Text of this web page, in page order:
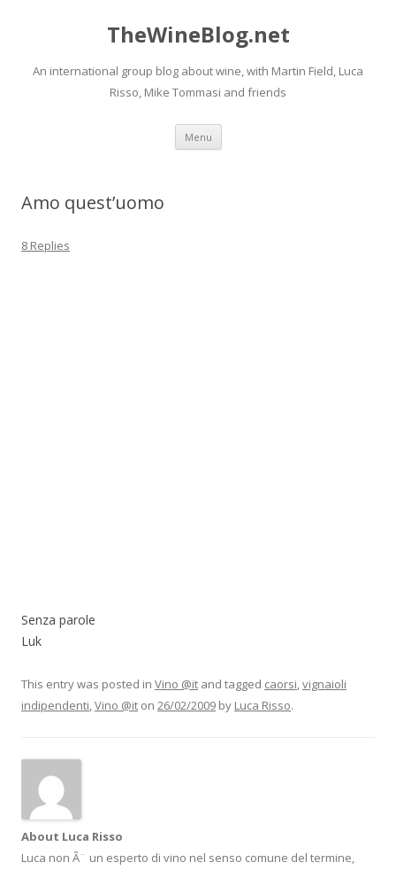
TheWineBlog.net
An international group blog about wine, with Martin Field, Luca
Risso, Mike Tommasi and friends
Menu Skip
content
Amo quest’uomo
8 Replies
Senza parole
Luk
This entry was posted in Vino @it and tagged caorsi,vignaioli
indipendenti,Vino @it on 26/02/2009 by Luca Risso.
About Luca Risso
Luca non Ã¨ un esperto di vino nel senso comune del termine,